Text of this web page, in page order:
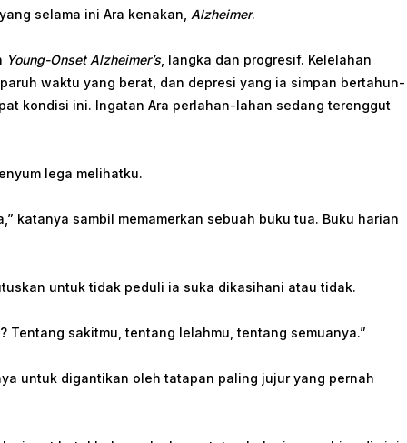
selama ini Ara kenakan, Alzheimer.
Young-Onset Alzheimer’s , langka dan progresif. Kelelahan
waktu yang berat, dan depresi yang ia simpan bertahun-
kondisi ini. Ingatan Ara perlahan-lahan sedang terenggut
lega melihatku.
katanya sambil memamerkan sebuah buku tua. Buku harian
untuk tidak peduli ia suka dikasihani atau tidak.
Tentang sakitmu, tentang lelahmu, tentang semuanya.”
untuk digantikan oleh tatapan paling jujur yang pernah